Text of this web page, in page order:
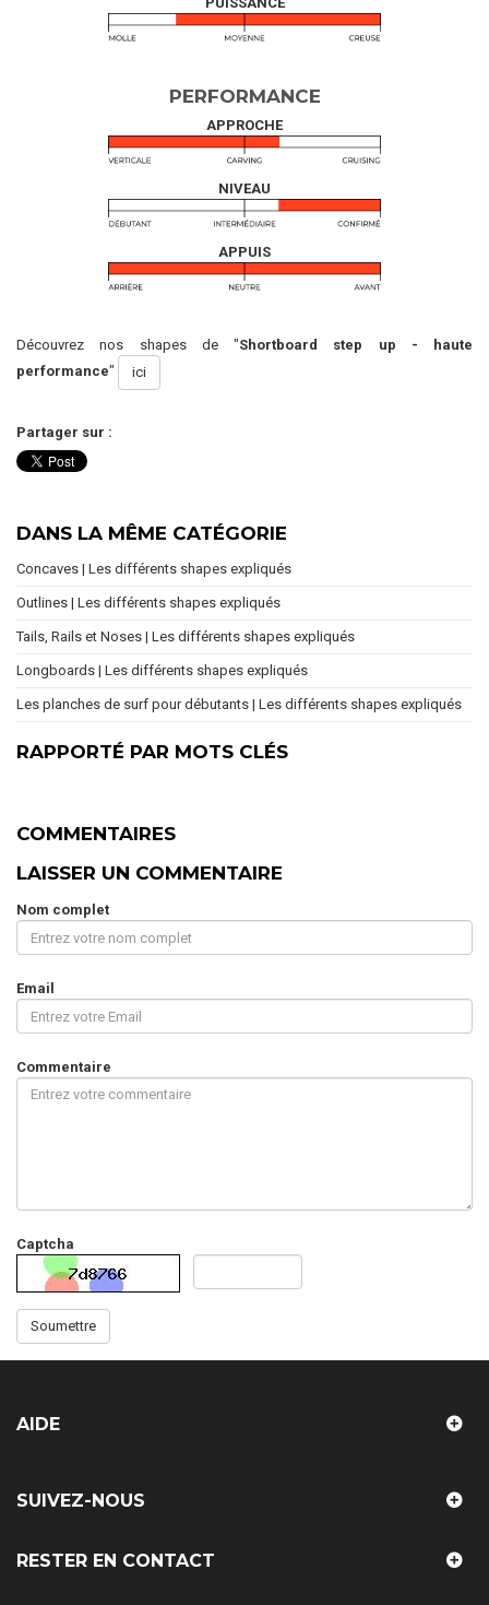
PERFORMANCE
APPROCHE
NIVEAU
APPUIS
Découvrez nos shapes de "Shortboard step up - haute
performance" ici
Partager sur :
DANS LA MÊME CATÉGORIE
Concaves | Les différents shapes expliqués
Outlines | Les différents shapes expliqués
Tails, Rails et Noses | Les différents shapes expliqués
Longboards | Les différents shapes expliqués
Les planches de surf pour débutants | Les différents shapes expliqués
RAPPORTÉ PAR MOTS CLÉS
COMMENTAIRES
LAISSER UN COMMENTAIRE
Nom complet
Email
Commentaire
Captcha
Soumettre
AIDE
SUIVEZ-NOUS
RESTER EN CONTACT